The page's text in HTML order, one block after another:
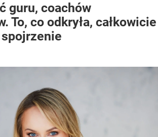
guru, coachów
To, co odkryła, całkowicie